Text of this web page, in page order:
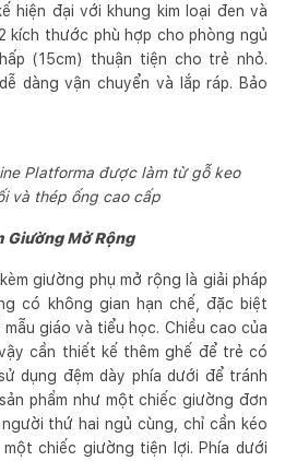
hiện đại với khung kim loại đen và
kích thước phù hợp cho phòng ngủ
(15cm) thuận tiện cho trẻ nhỏ.
dàng vận chuyển và lắp ráp. Bảo
Platforma được làm từ gỗ keo
và thép ống cao cấp
Giường Mở Rộng
giường phụ mở rộng là giải pháp
có không gian hạn chế, đặc biệt
giáo và tiểu học. Chiều cao của
cần thiết kế thêm ghế để trẻ có
dụng đệm dày phía dưới để tránh
phẩm như một chiếc giường đơn
thứ hai ngủ cùng, chỉ cần kéo
chiếc giường tiện lợi. Phía dưới